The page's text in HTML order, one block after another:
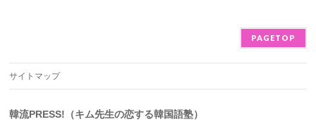
PAGETOP
サイトマップ
韓流PRESS!（キム先生の恋する韓国語塾）